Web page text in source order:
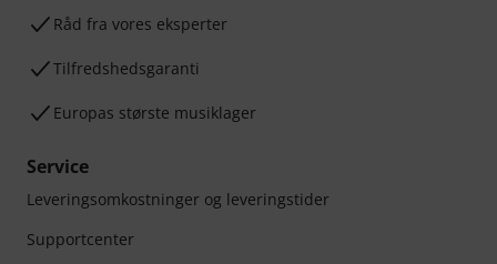
Råd fra vores eksperter
Tilfredshedsgaranti
Europas største musiklager
Service
Leveringsomkostninger og leveringstider
Supportcenter